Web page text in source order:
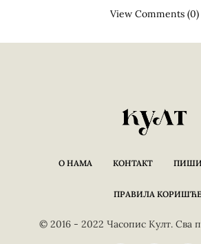
View Comments (0)
О НАМА КОНТАКТ
ПРАВИЛА
© 2016 - 2022 Часопис Култ. Сва